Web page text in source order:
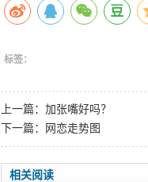
标签：
上一篇： 加张嘴好吗？
下一篇：
网恋走势图
相关阅读